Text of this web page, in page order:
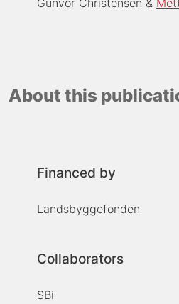
About this
Financed by
Landsbyggefonden
Collaborators
SBi